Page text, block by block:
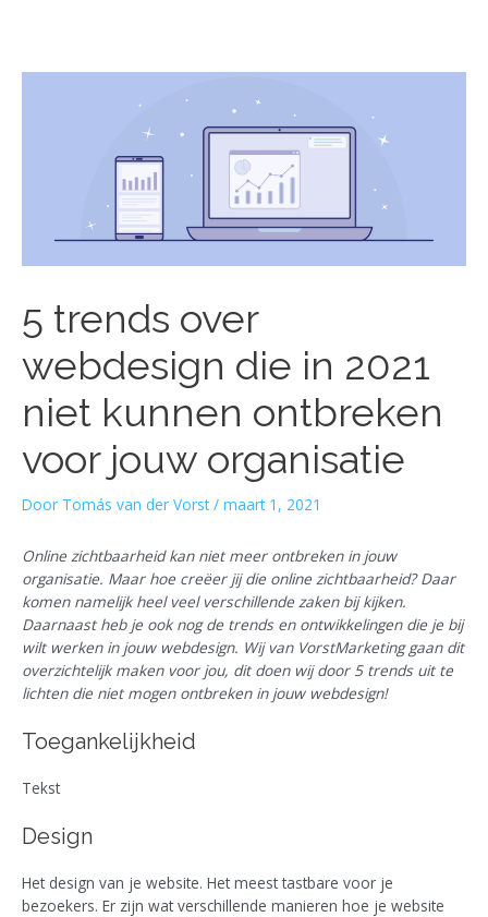
5 trends over
webdesign die in 2021
niet kunnen ontbreken
voor jouw organisatie
Door Tomás van der Vorst/ maart 1, 2021
Online zichtbaarheid kan niet meer ontbreken in jouw
organisatie. Maar hoe creëer jij die online zichtbaarheid? Daar
komen namelijk heel veel verschillende zaken bij kijken.
Daarnaast heb je ook nog de trends en ontwikkelingen die je bij
wilt werken in jouw webdesign. Wij van VorstMarketing gaan dit
overzichtelijk maken voor jou, dit doen wij door 5 trends uit te
lichten die niet mogen ontbreken in jouw webdesign!
Toegankelijkheid
Tekst
Design
Het design van je website. Het meest tastbare voor je
bezoekers. Er zijn wat verschillende manieren hoe je website